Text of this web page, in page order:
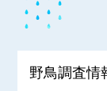
野鳥調査情